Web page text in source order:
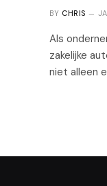
BY CHRIS
Als
zakelijke
niet alleen